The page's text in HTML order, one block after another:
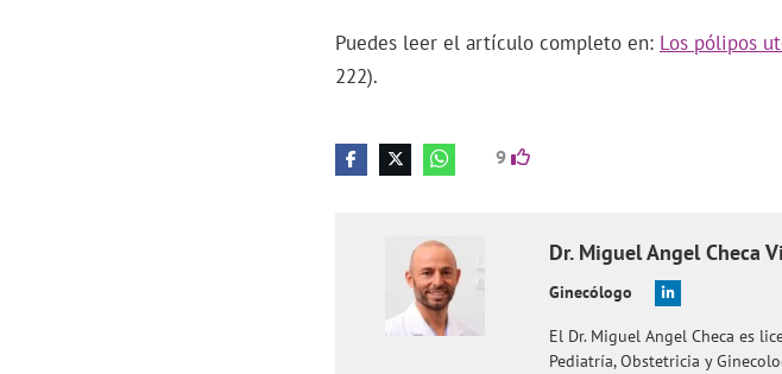
Puedes leer el artículo completo en: Los pólipos
222).
9
Dr. Miguel Angel Checa
Ginecólogo
El Dr. Miguel Angel Checa es
Pediatría, Obstetricia y